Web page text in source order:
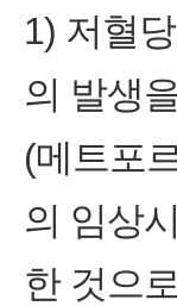
1) 저혈
의 발생
(메트포
의 임상
한 것으